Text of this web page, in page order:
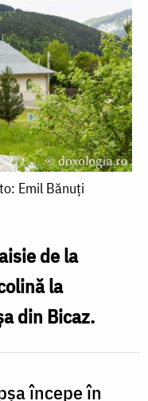
Emil Bănuți
de la
la
din Bicaz.
începe în